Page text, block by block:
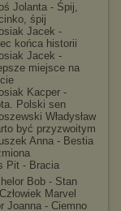
Jolanta - Śpij,
śpij
Jacek -
końca historii
Jacek -
miejsce na
Kacper -
Polski sen
Władysław
być przyzwoitym
Anna - Bestia
Pit - Bracia
Bob - Stan
Marvel
Joanna - Ciemno